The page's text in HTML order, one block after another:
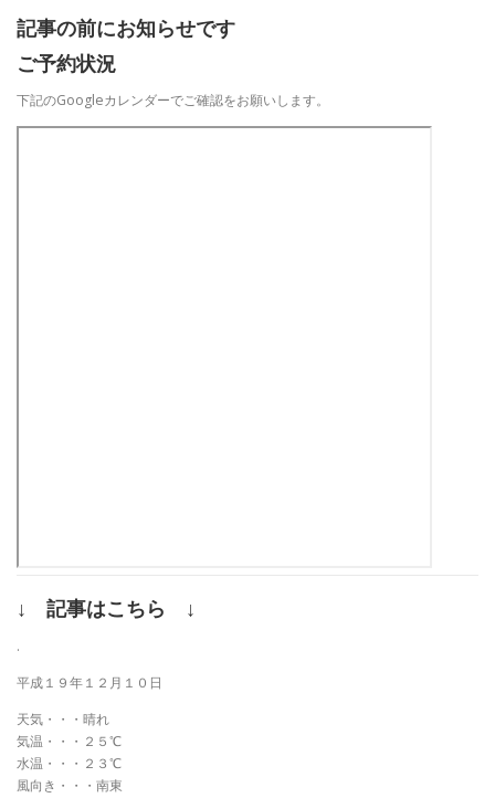
記事の前にお知らせです
ご予約状況
下記のGoogleカレンダーでご確認をお願いします。
↓ 記事はこちら ↓
.
平成１９年１２月１０日
天気・・・晴れ
気温・・・２５℃
水温・・・２３℃
風向き・・・南東